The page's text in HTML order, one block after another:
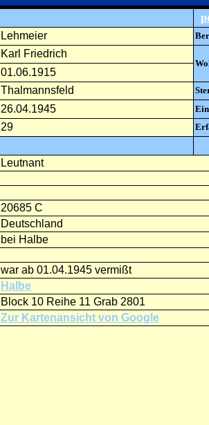
Lehmeier
Karl Friedrich
01.06.1915
Thalmannsfeld
26.04.1945
29
Leutnant
20685 C
Deutschland
bei Halbe
war ab 01.04.1945 vermißt
Halbe
Block 10 Reihe 11 Grab 2801
Zur Kartenansicht von Google